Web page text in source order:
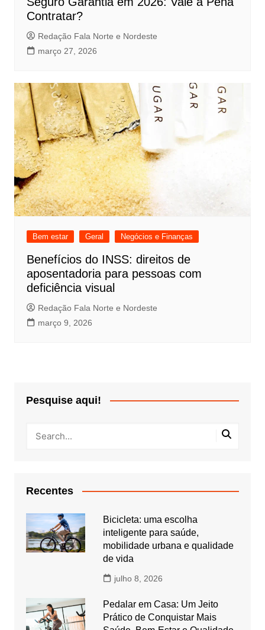
Contratar?
Redação Fala Norte e Nordeste
março 27, 2026
Bem estar Geral Negócios e Finanças
Benefícios do INSS: direitos de
aposentadoria para pessoas com
deficiência visual
Redação Fala Norte e Nordeste
março 9, 2026
Pesquise aqui!
Recentes
Bicicleta: uma escolha
inteligente para saúde,
mobilidade urbana e qualidade
de vida
julho 8, 2026
Pedalar em Casa: Um Jeito
Prático de Conquistar Mais